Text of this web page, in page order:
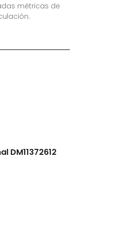
métricas de
DM11372612